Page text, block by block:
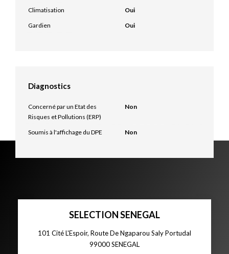
Climatisation
Oui
Gardien
Oui
Diagnostics
Concerné par un Etat des
Risques et Pollutions (ERP)
Non
Soumis à l'affichage du DPE Non
SELECTION SENEGAL
101 Cité L'Espoir, Route De Ngaparou Saly Portudal
99000SENEGAL